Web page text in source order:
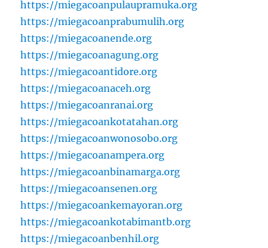
https://miegacoanpulaupramuka.org
https://miegacoanprabumulih.org
https://miegacoanende.org
https://miegacoanagung.org
https://miegacoantidore.org
https://miegacoanaceh.org
https://miegacoanranai.org
https://miegacoankotatahan.org
https://miegacoanwonosobo.org
https://miegacoanampera.org
https://miegacoanbinamarga.org
https://miegacoansenen.org
https://miegacoankemayoran.org
https://miegacoankotabimantb.org
https://miegacoanbenhil.org